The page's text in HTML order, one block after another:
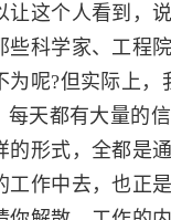
这个人看到，
科学家、工程
呢?但实际上，
天都有大量的
形式，全都是
作中去，也正